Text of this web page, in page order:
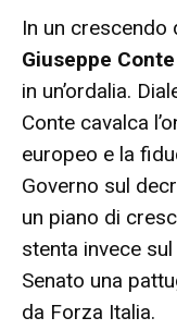
In un crescendo
Giuseppe Conte
in un’ordalia.
Conte cavalca
europeo e la
Governo sul
un piano di
stenta invece
Senato una
da Forza Italia.